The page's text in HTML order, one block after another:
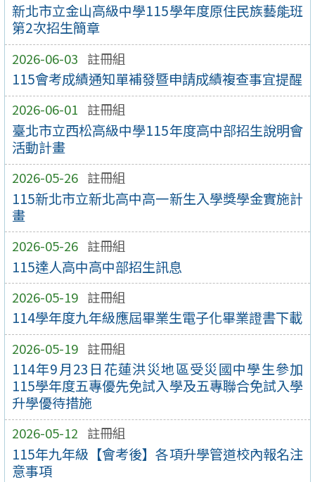
新北市立金山高級中學115學年度原住民族藝能班
第2次招生簡章
2026-06-03 註冊組
115會考成績通知單補發暨申請成績複查事宜提醒
2026-06-01 註冊組
臺北市立西松高級中學115年度高中部招生說明會
活動計畫
2026-05-26 註冊組
115新北市立新北高中高一新生入學獎學金實施計
畫
2026-05-26 註冊組
115達人高中高中部招生訊息
2026-05-19 註冊組
114學年度九年級應屆畢業生電子化畢業證書下載
2026-05-19 註冊組
114年9月23日花蓮洪災地區受災國中學生參加
115學年度五專優先免試入學及五專聯合免試入學
升學優待措施
2026-05-12 註冊組
115年九年級【會考後】各項升學管道校內報名注
意事項